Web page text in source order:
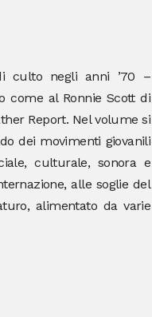
culto negli anni ’70 –
come al Ronnie Scott di
Report. Nel volume si
dei movimenti giovanili
culturale, sonora e
alle soglie del
alimentato da varie